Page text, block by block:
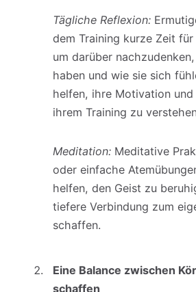
Tägliche Reflexion:
dem Training kurze Zeit
um darüber
haben und wie sie sich
helfen, ihre Motivation
ihrem Training zu
Meditation: Meditative
oder einfache
helfen, den Geist zu
tiefere Verbindung zum
schaffen.
Eine Balance zwischen
schaffen